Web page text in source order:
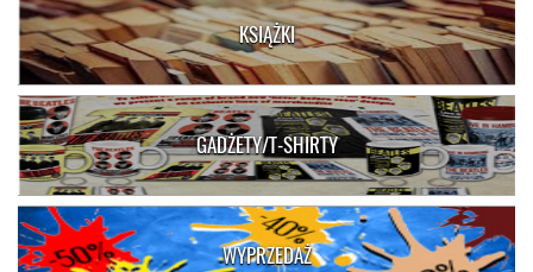
KSIĄŻKI
GADŻETY/T-SHIRTY
WYPRZEDAŻ